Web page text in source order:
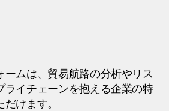
ームは、貿易航路の分析やリス
ライチェーンを抱える企業の特
けます。